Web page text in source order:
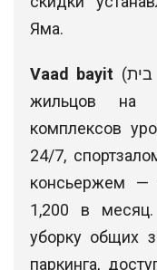
Яма.
Vaad bayit (וועד בית — ежемесячный взнос
жильцов на
комплексов
24/7,
консьержем —
1,200 в
уборку общих
паркинга,